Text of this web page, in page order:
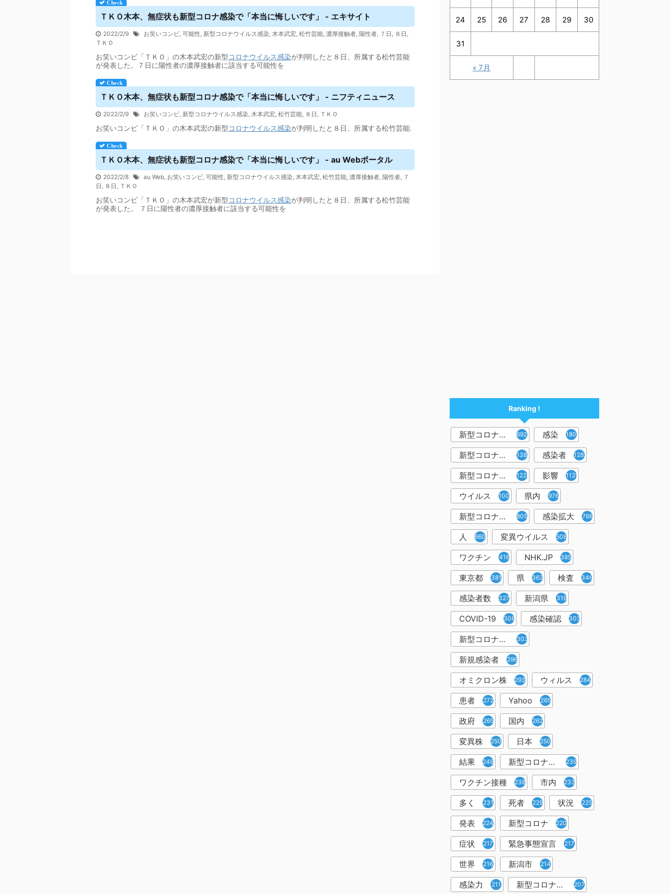
ＴＫＯ木本、無症状も新型コロナ感染で「本当に悔しいです」 - エキサイト
2022/2/9 お笑いコンビ, 可能性, 新型コロナウイルス感染, 木本武宏, 松竹芸能, 濃厚接触者, 陽性者, ７日 , ８日 ,
ＴＫＯ
お笑いコンビ「ＴＫＯ」の木本武宏の新型コロナウイルス感染が判明したと８日、所属する松竹芸能
が発表した。７日に陽性者の濃厚接触者に該当する可能性を
ＴＫＯ木本、無症状も新型コロナ感染で「本当に悔しいです」 - ニフティニュース
2022/2/9 お笑いコンビ, 新型コロナウイルス感染, 木本武宏, 松竹芸能, ８日 , ＴＫＯ
お笑いコンビ「ＴＫＯ」の木本武宏の新型コロナウイルス感染が判明したと８日、所属する松竹芸能.
ＴＫＯ木本、無症状も新型コロナ感染で「本当に悔しいです」 - au Webポータル
2022/2/8 au Web, お笑いコンビ, 可能性, 新型コロナウイルス感染, 木本武宏, 松竹芸能, 濃厚接触者, 陽性者, ７
日 , ８日 , ＴＫＯ
お笑いコンビ「ＴＫＯ」の木本武宏が新型コロナウイルス感染が判明したと８日、所属する松竹芸能
が発表した。 ７日に陽性者の濃厚接触者に該当する可能性を
« 7月
24 25 26 27 28 29 30
31
Ranking !
新型コロナウイルス 6921 感染 1809
新型コロナウィルス 1382 感染者 1283
新型コロナウイルス感染症 1226 影響 1129
ウイルス 1001 県内 976
新型コロナウイルス感染 805 感染拡大 766
人 660 変異ウイルス 508
ワクチン 416 NHK.JP 385
東京都 381 県 363 検査 346
感染者数 327 新潟県 319
COVID-19 308 感染確認 303
新型コロナウィルス感染症 303
新規感染者 296
オミクロン株 293 ウィルス 284
患者 272 Yahoo 265
政府 265 国内 262
変異株 250 日本 250
結果 249 新型コロナウイルスワクチン 239
ワクチン接種 238 市内 233
多く 231 死者 229 状況 225
発表 224 新型コロナ 220
症状 217 緊急事態宣言 217
世界 216 新潟市 214
感染力 211 新型コロナウイルス感染者 207